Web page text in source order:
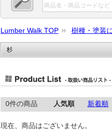
Lumber Walk TOP 樹種・塗装
杉
0件の商品 人気順 新着順
現在、商品はございません。